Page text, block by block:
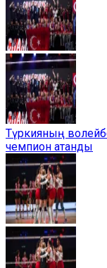
Түркияның
чемпион атанды